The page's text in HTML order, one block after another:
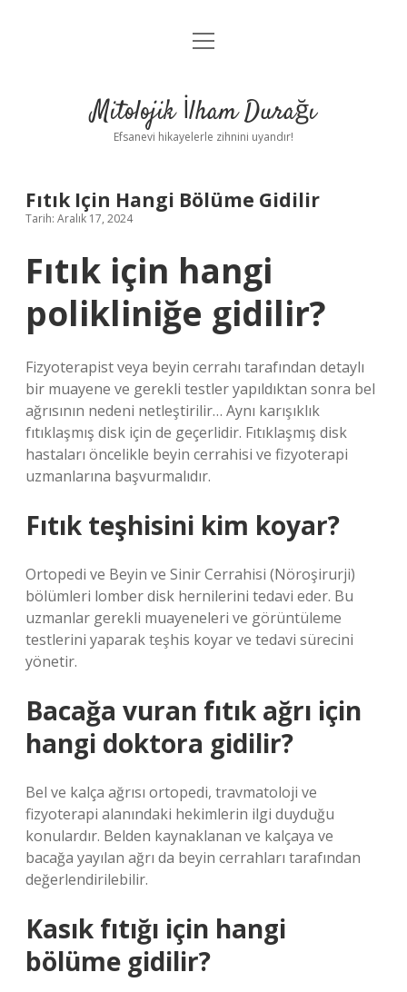
Anasayfa
Yasal Uyarı
menüyü
Mitolojik İlham Durağı
Efsanevi hikayelerle zihnini uyandır!
Fıtık Için Hangi Bölüme Gidilir
Tarih: Aralık 17, 2024
Fıtık için hangi
polikliniğe gidilir?
Fizyoterapist veya beyin cerrahı tarafından detaylı
bir muayene ve gerekli testler yapıldıktan sonra bel
ağrısının nedeni netleştirilir… Aynı karışıklık
fıtıklaşmış disk için de geçerlidir. Fıtıklaşmış disk
hastaları öncelikle beyin cerrahisi ve fizyoterapi
uzmanlarına başvurmalıdır.
Fıtık teşhisini kim koyar?
Ortopedi ve Beyin ve Sinir Cerrahisi (Nöroşirurji)
bölümleri lomber disk hernilerini tedavi eder. Bu
uzmanlar gerekli muayeneleri ve görüntüleme
testlerini yaparak teşhis koyar ve tedavi sürecini
yönetir.
Bacağa vuran fıtık ağrı için
hangi doktora gidilir?
Bel ve kalça ağrısı ortopedi, travmatoloji ve
fizyoterapi alanındaki hekimlerin ilgi duyduğu
konulardır. Belden kaynaklanan ve kalçaya ve
bacağa yayılan ağrı da beyin cerrahları tarafından
değerlendirilebilir.
Kasık fıtığı için hangi
bölüme gidilir?